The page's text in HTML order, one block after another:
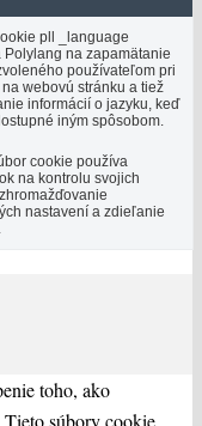
pll _language
Polylang na zapamätanie
používateľom pri
webovú stránku a tiež
informácií o jazyku, keď
iným spôsobom.
cookie používa
na kontrolu svojich
nastavení a zdieľanie
toho, ako
súbory cookie